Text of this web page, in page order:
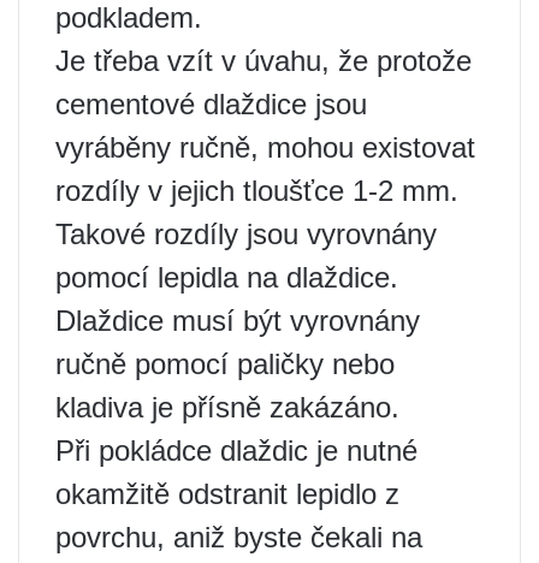
podkladem.
Je třeba vzít v úvahu, že protože
cementové dlaždice jsou
vyráběny ručně, mohou existovat
rozdíly v jejich tloušťce 1-2 mm.
Takové rozdíly jsou vyrovnány
pomocí lepidla na dlaždice.
Dlaždice musí být vyrovnány
ručně pomocí paličky nebo
kladiva je přísně zakázáno.
Při pokládce dlaždic je nutné
okamžitě odstranit lepidlo z
povrchu, aniž byste čekali na